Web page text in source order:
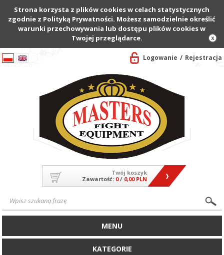
Strona korzysta z plików cookies w celach statystycznych
zgodnie z Polityką Prywatności. Możesz samodzielnie określić
warunki przechowywania lub dostępu plików cookies w
Twojej przeglądarce.
Logowanie Rejestracja
Twój koszyk
Zawartość: 0/ 0,00 PLN
MENU
KATEGORIE